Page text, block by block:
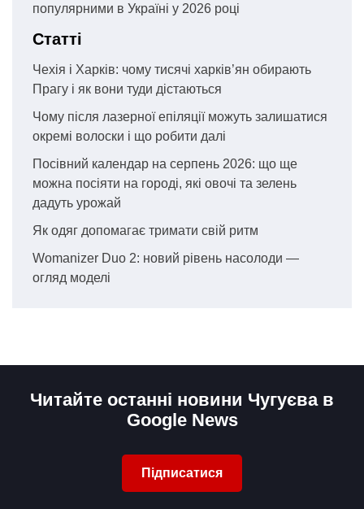
популярними в Україні у 2026 році
Статті
Чехія і Харків: чому тисячі харків’ян обирають
Прагу і як вони туди дістаються
Чому після лазерної епіляції можуть залишатися
окремі волоски і що робити далі
Посівний календар на серпень 2026: що ще
можна посіяти на городі, які овочі та зелень
дадуть урожай
Як одяг допомагає тримати свій ритм
Womanizer Duo 2: новий рівень насолоди —
огляд моделі
Читайте останні новини Чугуєва в
Google News
Підписатися